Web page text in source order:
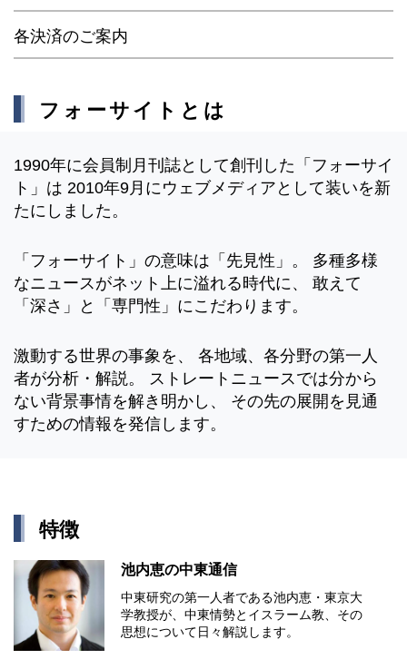
各決済のご案内
フォーサイトとは
1990年に会員制月刊誌として創刊した「フォーサイ
ト」は 2010年9月にウェブメディアとして装いを新
たにしました。
「フォーサイト」の意味は「先見性」。 多種多様
なニュースがネット上に溢れる時代に、 敢えて
「深さ」と「専門性」にこだわります。
激動する世界の事象を、 各地域、各分野の第一人
者が分析・解説。 ストレートニュースでは分から
ない背景事情を解き明かし、 その先の展開を見通
すための情報を発信します。
特徴
池内恵の中東通信
中東研究の第⼀⼈者である池内恵・東京⼤
学教授が、中東情勢とイスラーム教、その
思想について⽇々解説します。